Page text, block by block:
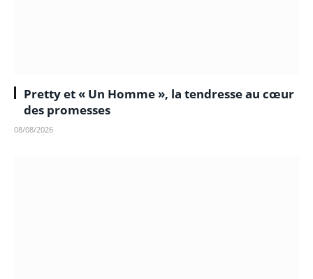
Pretty et « Un Homme », la tendresse au cœur
des promesses
08/08/2026